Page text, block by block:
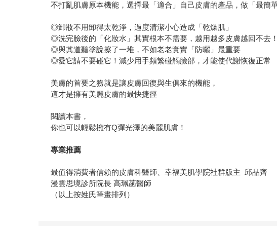
不打亂肌膚原本機能，選擇最「適合」自己皮膚的產品，做「最
◎卸妝不用卸得太乾淨，過度清潔小心造成「乾燥肌」
◎洗完臉後的「化妝水」其實根本不需要，越用越多皮膚越回不去！
◎與其道聽塗說擦了一堆，不如老老實實「防曬」最重要
◎愛它請不要碰它！減少用手頻繁碰觸臉部，才能使代謝恢復正常
美膚的首要之務就是讓皮膚回復與生俱來的機能，
這才是擁有美麗皮膚的最快捷徑
閱讀本書，
你也可以輕鬆擁有Q彈光澤的美麗肌膚！
專業推薦
最值得消費者信賴的皮膚科醫師、幸福美肌學院社群版主 邱品齊
漫雲思境診所院長 高珮菡醫師
（以上按姓氏筆畫排列）